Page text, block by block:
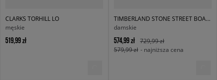
CLARKS TORHILL LO
męskie
519,99 zł
TIMBERLAND STONE STREET BOAT SHOE
damskie
574,99 zł
729,99 zł
579,99 zł - najniższa cena